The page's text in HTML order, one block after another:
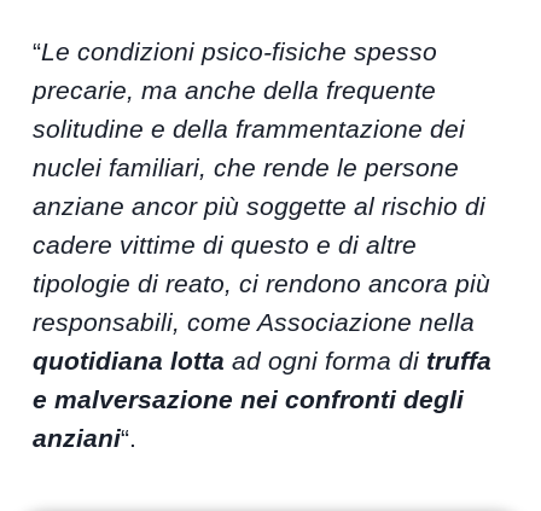
“Le condizioni psico-fisiche spesso
precarie, ma anche della frequente
solitudine e della frammentazione dei
nuclei familiari, che rende le persone
anziane ancor più soggette al rischio di
cadere vittime di questo e di altre
tipologie di reato, ci rendono ancora più
responsabili, come Associazione nella
quotidiana lotta ad ogni forma di truffa
e malversazione nei confronti degli
anziani“.